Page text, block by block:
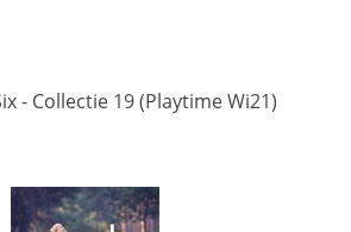
- Collectie 19 (Playtime Wi21)